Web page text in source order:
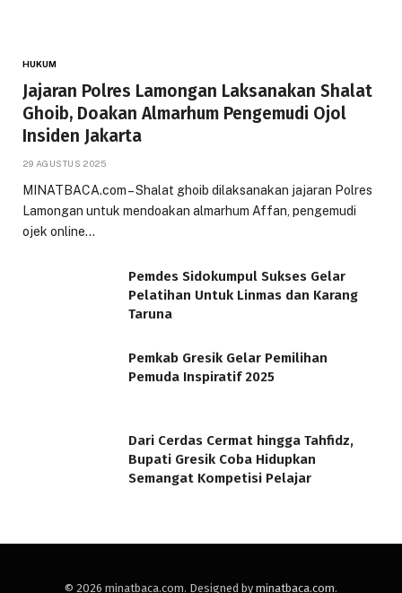
HUKUM
Jajaran Polres Lamongan Laksanakan Shalat
Ghoib, Doakan Almarhum Pengemudi Ojol
Insiden Jakarta
29 AGUSTUS 2025
MINATBACA.com – Shalat ghoib dilaksanakan jajaran Polres
Lamongan untuk mendoakan almarhum Affan, pengemudi
ojek online…
Pemdes Sidokumpul Sukses Gelar
Pelatihan Untuk Linmas dan Karang
Taruna
Pemkab Gresik Gelar Pemilihan
Pemuda Inspiratif 2025
Dari Cerdas Cermat hingga Tahfidz,
Bupati Gresik Coba Hidupkan
Semangat Kompetisi Pelajar
© 2026 minatbaca.com. Designed by minatbaca.com.